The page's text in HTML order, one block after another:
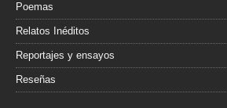
Poemas
Relatos Inéditos
Reportajes y ensayos
Reseñas